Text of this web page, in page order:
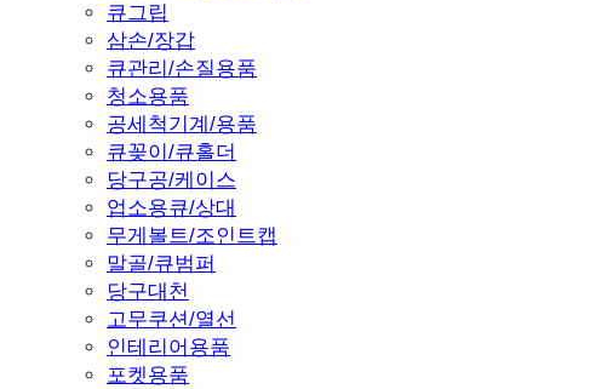
큐그립
삼손/장갑
큐관리/손질용품
청소용품
공세척기계/용품
큐꽂이/큐홀더
당구공/케이스
업소용큐/상대
무게볼트/조인트캡
말골/큐범퍼
당구대천
고무쿠션/열선
인테리어용품
포켓용품